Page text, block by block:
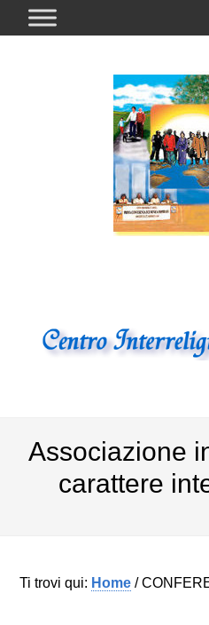
Associazione
carattere
Ti trovi qui: Home /